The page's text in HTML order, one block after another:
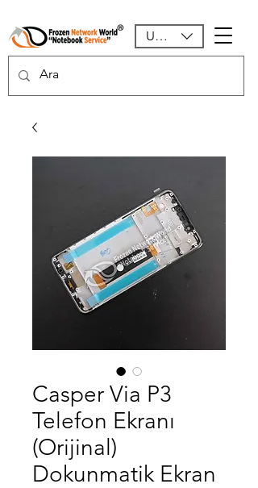
USD ($)
Casper Via P3
Telefon Ekranı
(Orijinal)
Dokunmatik Ekran